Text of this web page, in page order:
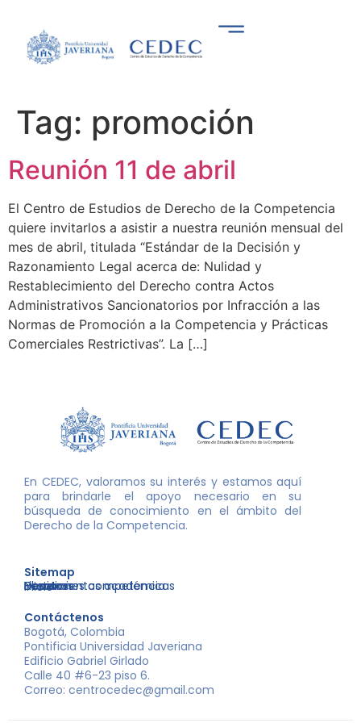
Tag: promoción
Reunión 11 de abril
El Centro de Estudios de Derecho de la Competencia
quiere invitarlos a asistir a nuestra reunión mensual del
mes de abril, titulada “Estándar de la Decisión y
Razonamiento Legal acerca de: Nulidad y
Restablecimiento del Derecho contra Actos
Administrativos Sancionatorios por Infracción a las
Normas de Promoción a la Competencia y Prácticas
Comerciales Restrictivas”. La […]
En CEDEC, valoramos su interés y estamos aquí
para brindarle el apoyo necesario en su
búsqueda de conocimiento en el ámbito del
Derecho de la Competencia.
Sitemap
Inicio
Nosotros
Libros
Decisiones competencia
Eventos
Herramientas académicas
Contáctenos
Bogotá, Colombia
Pontificia Universidad Javeriana
Edificio Gabriel Girlado
Calle 40 #6-23 piso 6.
Correo: centrocedec@gmail.com